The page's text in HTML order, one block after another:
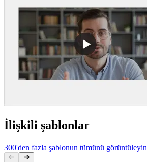
İlişkili şablonlar
300'den fazla şablonun tümünü görüntüleyin